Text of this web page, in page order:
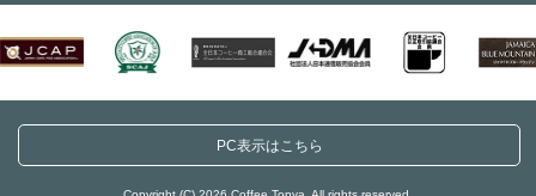
PC表示はこちら